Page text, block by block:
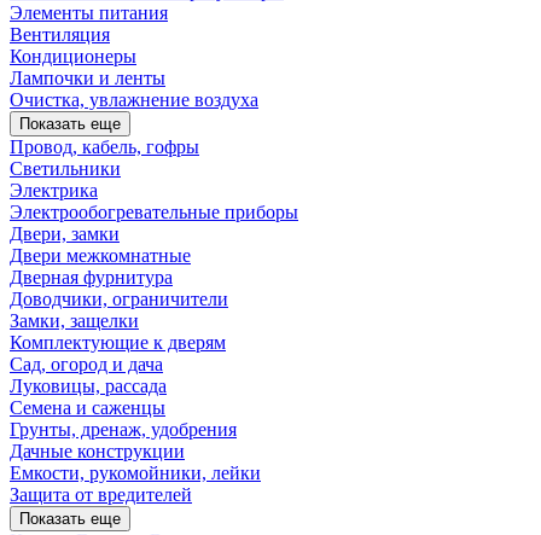
Элементы питания
Вентиляция
Кондиционеры
Лампочки и ленты
Очистка, увлажнение воздуха
Показать еще
Провод, кабель, гофры
Светильники
Электрика
Электрообогревательные приборы
Двери, замки
Двери межкомнатные
Дверная фурнитура
Доводчики, ограничители
Замки, защелки
Комплектующие к дверям
Сад, огород и дача
Луковицы, рассада
Семена и саженцы
Грунты, дренаж, удобрения
Дачные конструкции
Емкости, рукомойники, лейки
Защита от вредителей
Показать еще